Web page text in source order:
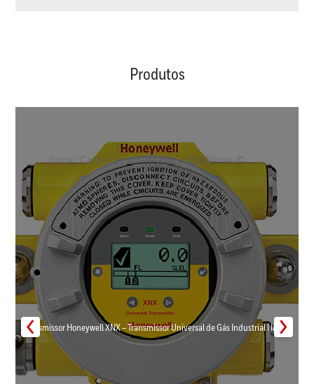
Produtos
Transmissor Honeywell XNX – Transmissor Universal de Gás Industrial | Inmar